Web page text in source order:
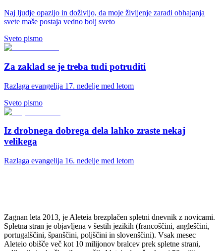
Naj ljudje opazijo in doživijo, da moje življenje zaradi obhajanja
svete maše postaja vedno bolj sveto
Sveto pismo
Za zaklad se je treba tudi potruditi
Razlaga evangelija 17. nedelje med letom
Sveto pismo
Iz drobnega dobrega dela lahko zraste nekaj
velikega
Razlaga evangelija 16. nedelje med letom
Zagnan leta 2013, je Aleteia brezplačen spletni dnevnik z novicami.
Spletna stran je objavljena v šestih jezikih (francoščini, angleščini,
portugalščini, španščini, poljščini in slovenščini). Vsak mesec
Aleteio obišče več kot 10 milijonov bralcev prek spletne strani,